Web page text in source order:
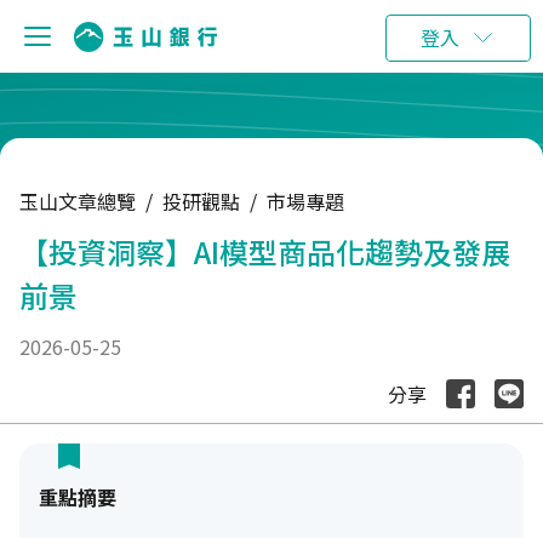
登入
玉山文章總覽 / 投研觀點 / 市場專題
【投資洞察】AI模型商品化趨勢及發展
前景
2026-05-25
分享
重點摘要